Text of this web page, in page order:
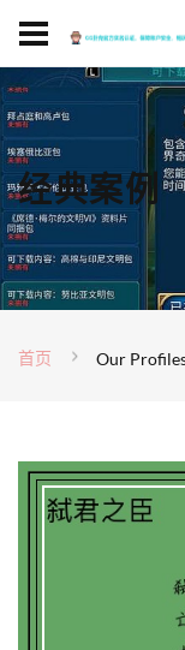
经典案例
首页 Our